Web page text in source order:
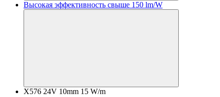
Высокая эффективность свыше 150 lm/W
X576 24V 10mm 15 W/m